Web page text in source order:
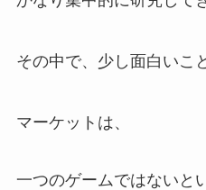
その中で、少し面白いこ
マーケットは、
一つのゲームではないと